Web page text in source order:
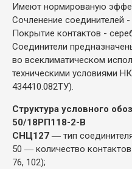
Имеют нормированую
Сочленение соединителей
Покрытие контактов -
Соединители
во всеклиматическом
техническими условиями
434410.082ТУ).
Структура условного
50/18РП118-2-В
СНЦ127 ― тип
50 ― количество контактов
76, 102);